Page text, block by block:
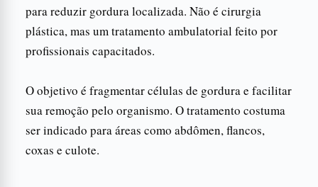
para reduzir gordura localizada. Não é cirurgia
plástica, mas um tratamento ambulatorial feito por
profissionais capacitados.
O objetivo é fragmentar células de gordura e facilitar
sua remoção pelo organismo. O tratamento costuma
ser indicado para áreas como abdômen, flancos,
coxas e culote.